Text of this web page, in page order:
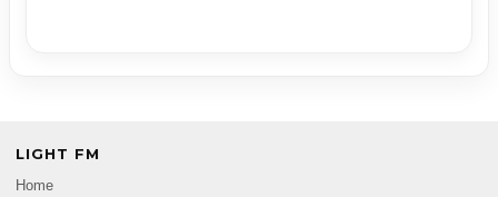
LIGHT FM
Home